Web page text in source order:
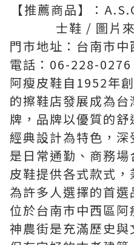
【推薦商品】：
士鞋 / 圖片
門市地址：台南市
電話：06-228-0276
阿瘦皮鞋自1952年
的擦鞋店發展成為
牌，品牌以優質的
經典設計為特色，
是日常通勤、商務
皮鞋提供各式款式
為許多人選擇的首選
位於台南市中西區
神農街是充滿歷史